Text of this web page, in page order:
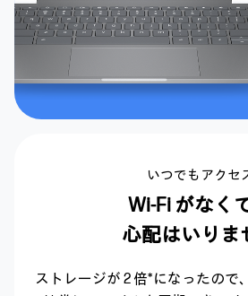
いつでもアクセ
Wi-Fi がなく
心配はいりま
ストレージが 2 倍*になったので、